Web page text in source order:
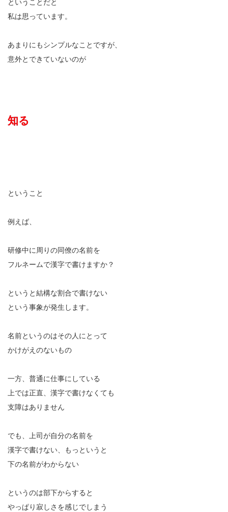
ということだと
私は思っています。
あまりにもシンプルなことですが、
意外とできていないのが
知る
ということ
例えば、
研修中に周りの同僚の名前を
フルネームで漢字で書けますか？
というと結構な割合で書けない
という事象が発生します。
名前というのはその人にとって
かけがえのないもの
一方、普通に仕事にしている
上では正直、漢字で書けなくても
支障はありません
でも、上司が自分の名前を
漢字で書けない、もっというと
下の名前がわからない
というのは部下からすると
やっぱり寂しさを感じでしまう